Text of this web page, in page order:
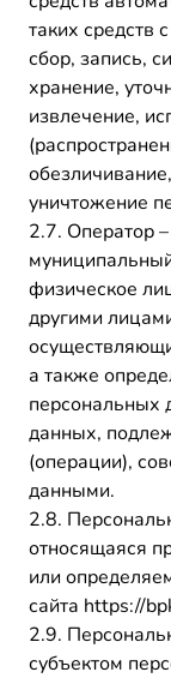
таких средств
сбор, запись,
хранение,
извлечение,
уничтожение
2.7. Оператор
физическое
другими
а также
персональных
данных,
(операции),
данными.
2.8.
относящаяся
или
сайта https://
2.9.
субъектом